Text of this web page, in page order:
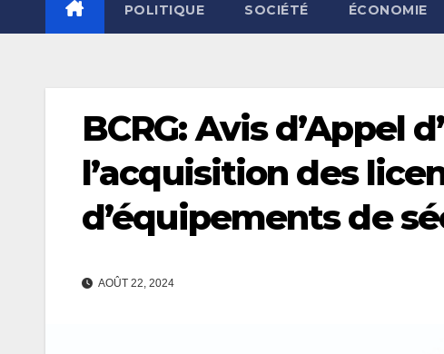
POLITIQUE SOCIÉTÉ ÉCONOMIE
BCRG: Avis d’Appel
l’acquisition des
d’équipements de
AOÛT 22, 2024